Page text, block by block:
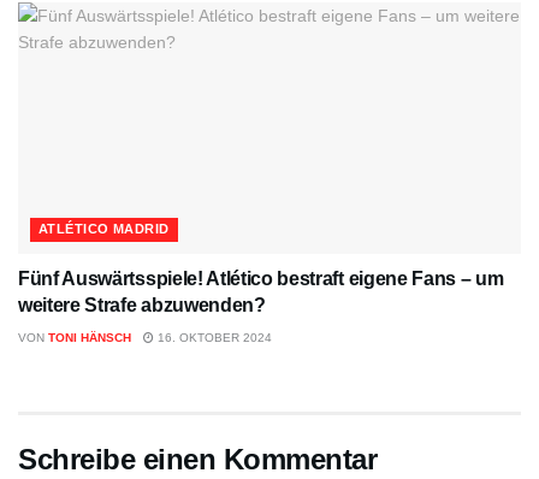
ATLÉTICO MADRID
Fünf Auswärtsspiele! Atlético bestraft eigene Fans – um
weitere Strafe abzuwenden?
VON TONI HÄNSCH 16. OKTOBER 2024
Schreibe einen Kommentar